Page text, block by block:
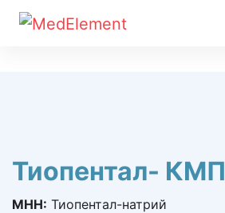
Тиопентал- КМП
МНН: Тиопентал-натрий